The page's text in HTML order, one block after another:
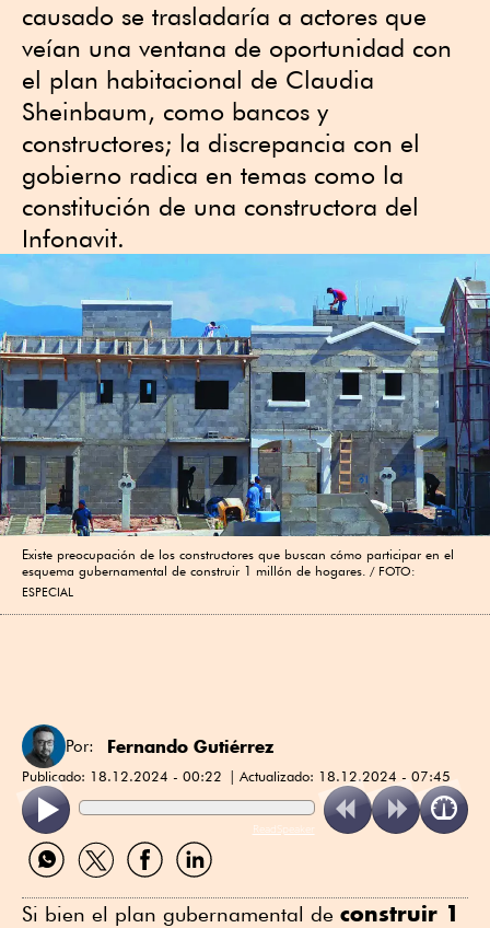
causado se trasladaría a actores que
veían una ventana de oportunidad con
el plan habitacional de Claudia
Sheinbaum, como bancos y
constructores; la discrepancia con el
gobierno radica en temas como la
constitución de una constructora del
Infonavit.
Existe preocupación de los constructores que buscan cómo participar en el
esquema gubernamental de construir 1 millón de hogares.
FOTO:
ESPECIAL
Por: Fernando Gutiérrez
Publicado: 18.12.2024 - 00:22 Actualizado: 18.12.2024 - 07:45
ReadSpeaker
Compartir
por
Compartir
por
Compartir
por
Compartir
por
Si bien el plan gubernamental de construir 1